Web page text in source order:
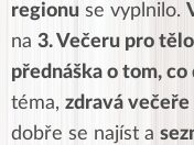
regionu se vyplnilo.
na 3. Večeru pro
přednáška o tom,
téma, zdravá večeře
dobře se najíst a